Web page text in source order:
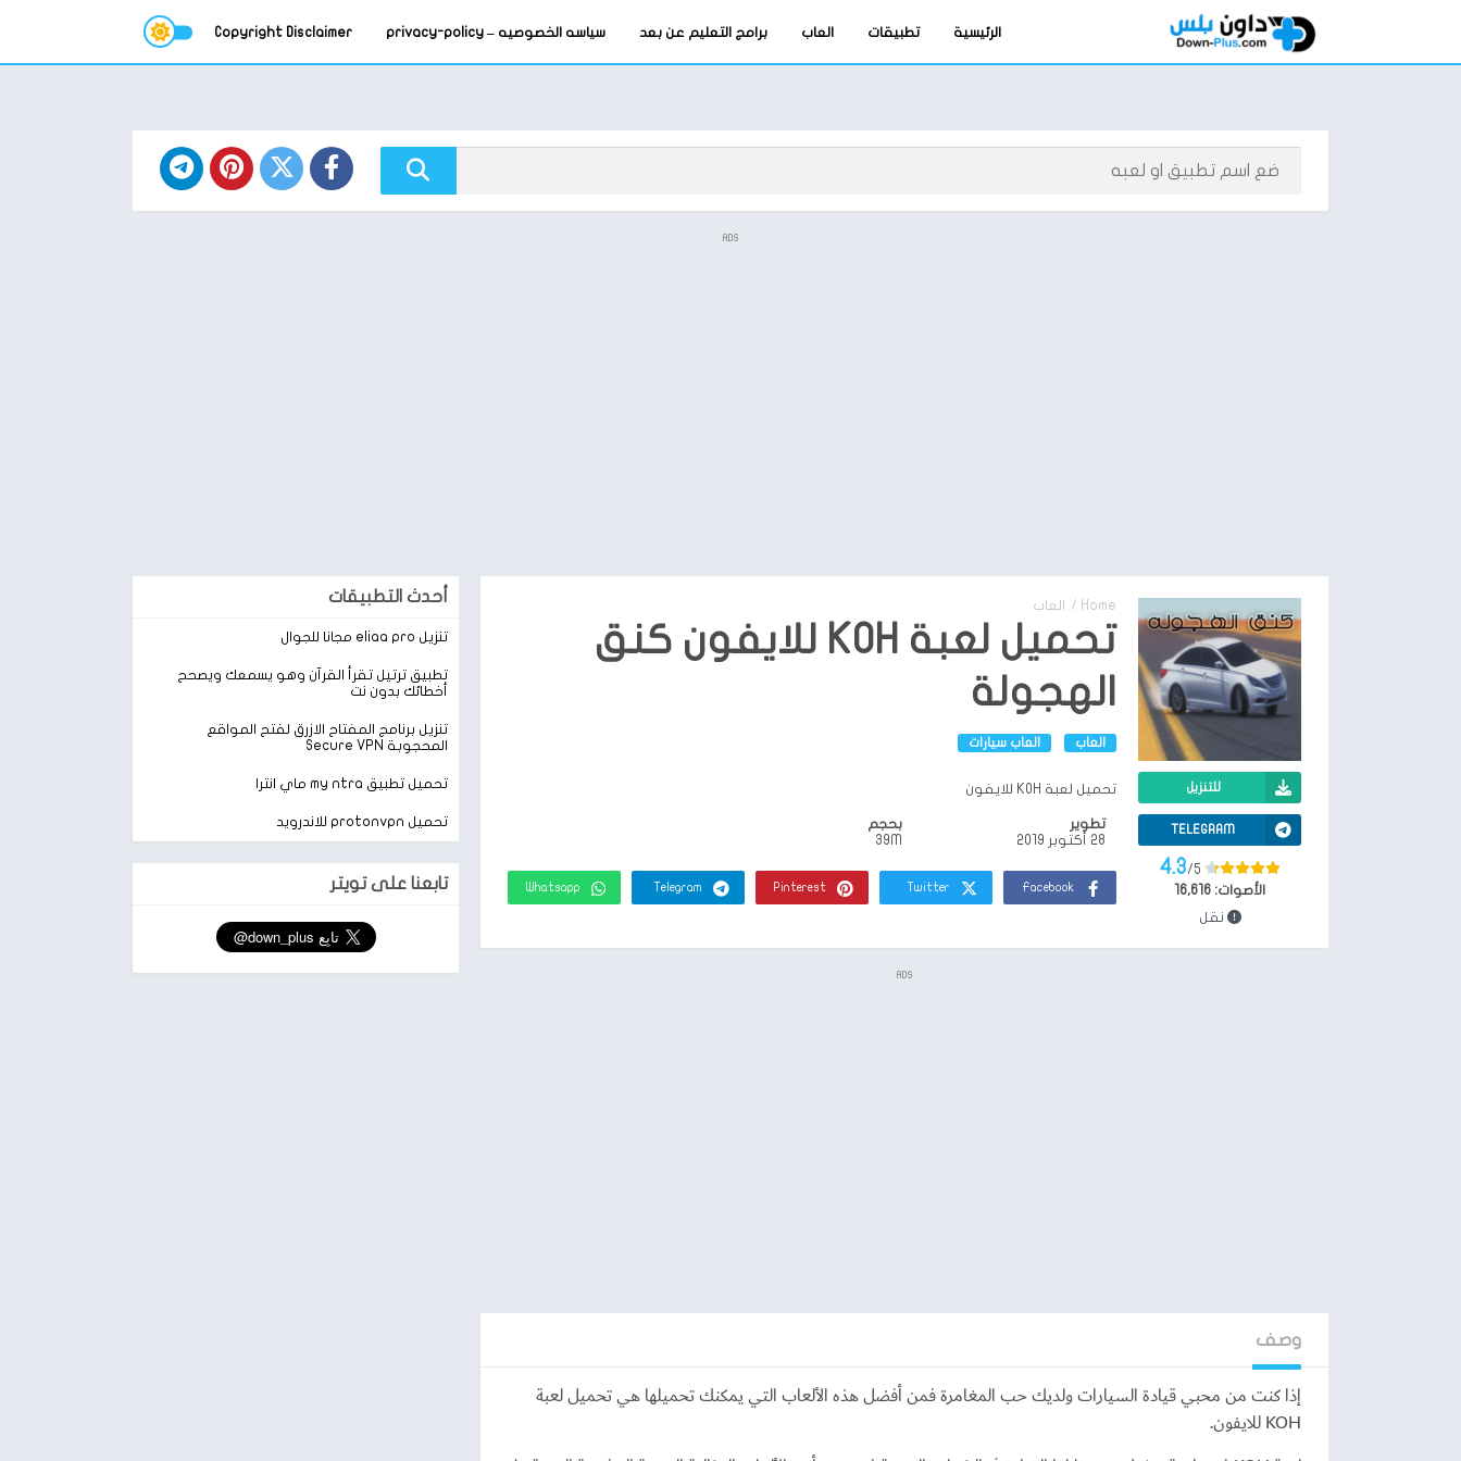
الرئيسية تطبيقات العاب برامج التعليم عن بعد سياسه الخصوصيه – privacy-policy Copyright Disclaimer
ADS
Home
/ العاب
تحميل لعبة KOH للايفون كنق
الهجولة
العاب العاب سيارات
تحميل لعبة KOH للايفون للتنزيل
TELEGRAM
4.3/5
الأصوات: 16,616
نقل
تطوير
28 أكتوبر 2019
بحجم
39M
Facebook
Twitter
Pinterest
Telegram
Whatsapp
ADS
وصف
إذا كنت من محبي قيادة السيارات ولديك حب المغامرة فمن أفضل هذه الألعاب التي يمكنك تحميلها هي تحميل لعبة
KOH للايفون.
أحدث التطبيقات
تنزيل eliaa pro مجانا للجوال
تطبيق ترتيل تقرأ القرآن وهو يسمعك ويصحح
أخطائك بدون نت
تنزيل برنامج المفتاح الازرق لفتح المواقع
المحجوبة Secure VPN
تحميل تطبيق my ntra ماي انترا
تحميل protonvpn للاندرويد
تابعنا على تويتر